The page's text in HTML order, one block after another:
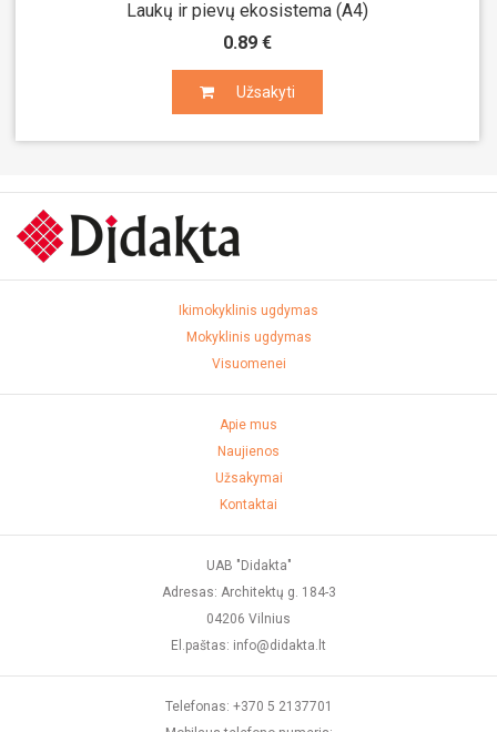
Laukų ir pievų ekosistema (A4)
0.89 €
Užsakyti
Užsakyti
Ikimokyklinis ugdymas
Mokyklinis ugdymas
Visuomenei
Apie mus
Naujienos
Užsakymai
Kontaktai
UAB "Didakta"
Adresas: Architektų g. 184-3
04206 Vilnius
El.paštas: info@didakta.lt
Telefonas: +370 5 2137701